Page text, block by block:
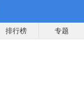
排行榜 专题